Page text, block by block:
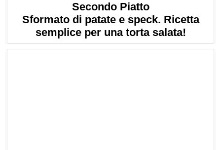
Secondo Piatto
Sformato di patate e speck. Ricetta
semplice per una torta salata!